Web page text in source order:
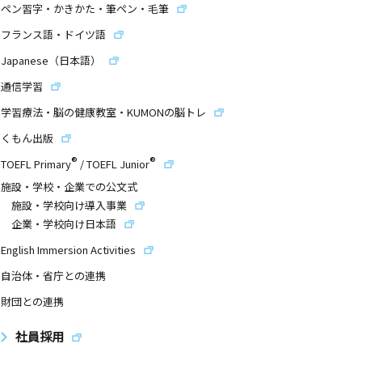
ペン習字・かきかた・筆ペン・毛筆
フランス語・ドイツ語
Japanese（日本語）
通信学習
学習療法・脳の健康教室・KUMONの脳トレ
くもん出版
TOEFL Primary® /TOEFL Junior®
施設・学校・企業での公文式
施設・学校向け導入事業
企業・学校向け日本語
English Immersion Activities
自治体・省庁との連携
財団との連携
社員採用